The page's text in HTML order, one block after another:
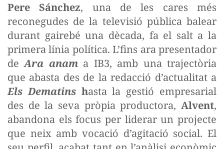
Pere Sánchez, una de les cares més
reconegudes de la televisió pública balear
durant gairebé una dècada, fa el salt a la
primera línia política. L’fins ara presentador
de Ara anama IB3, amb una trajectòria
que abasta des de la redacció d’actualitat a
Els Dematinshasta la gestió empresarial
des de la seva pròpia productora, Alvent,
abandona els focus per liderar un projecte
que neix amb vocació d’agitació social. El